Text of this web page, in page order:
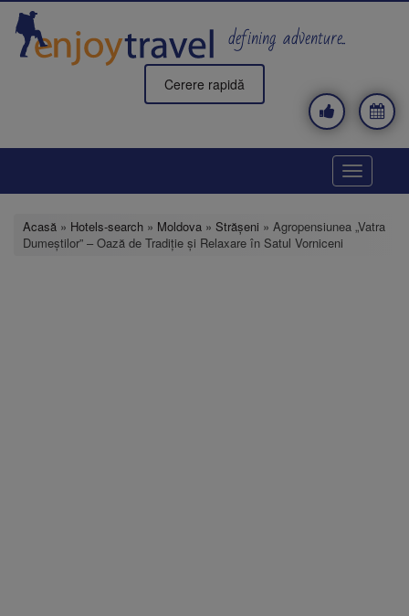
Mergi
conţinutul
principal
defining adventure..
Cerere rapidă
Toggle
Acasă » Hotels-search » Moldova » Strășeni » Agropensiunea „Vatra
Dumeștilor” – Oază de Tradiție și Relaxare în Satul Vorniceni